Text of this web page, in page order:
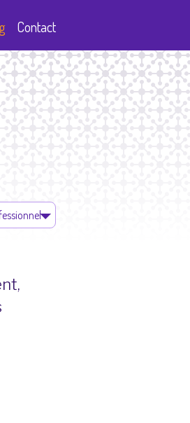
Contact